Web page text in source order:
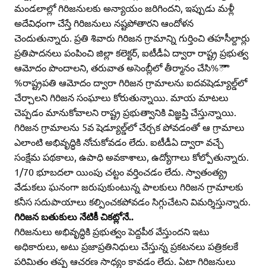
మండలాల్లో గిరిజనులకు అన్యాయం జరిగిందని, ఇప్పుడు మళ్లీ
అదేవిధంగా చేస్తే గిరిజనులు నష్టపోతారని ఆందోళన
చెందుతున్నారు. ప్రతి శివారు గిరిజన గ్రామాన్ని గుర్తించి తహసీల్దార్లు
ప్రతిపాదనలు పంపించి జిల్లా కలెక్టర్‌, ఐటీడీఏ ద్వారా రాష్ట్ర ప్రభుత్వ
ఆమోదం పొందాలని, తరువాత అసెంబ్లీలో తీర్మానం చేసి%ౌౌ
%రాష్ట్రపతి ఆమోదం ద్వారా గిరిజన గ్రామాలను ఐదవషెడ్యూల్డ్‌లో
చేర్చాలని గిరిజన సంఘాలు కోరుతున్నాయి. మాయ మాటలు
చెప్పడం మానుకోవాలని రాష్ట్ర ప్రభుత్వానికి విజ్ఞప్తి చేస్తున్నాయి.
గిరిజన గ్రామాలను 5వ షెడ్యూల్డ్‌లో చేర్చక పోవడంతో ఆ గ్రామాలు
ఎలాంటి అభివృద్ధికి నోచుకోవడం లేదు. ఐటీడీఏ ద్వారా వచ్చే
సంక్షేమ పథకాలు, ఉపాధి అవకాశాలు, ఉద్యోగాలు కోల్పోతున్నారు.
1/70 భూబదలా యింపు చట్టం వర్తించడం లేదు. స్వాతంత్య్ర
వేడుకలు ఘనంగా జరుపుకుంటున్న పాలకులు గిరిజన గ్రామాలకు
కనీస సదుపాయాలు కల్పించకపోవడం సిగ్గుచేటని విమర్శిస్తున్నారు.
గిరిజన బతుకులు నేటికీ చికట్లోనే..
గిరిజనులు అభివృద్ధికి ప్రభుత్వం పెద్దపీఠ వేస్తుందని ఇటు
అధికారులు, అటు ప్రజాప్రతినిధులు చేస్తున్న ప్రకటనలు పత్రికలకే
పరిమితం తప్ప ఆచరణ సాధ్యం కావడం లేదు. ఏటా గిరిజనులు